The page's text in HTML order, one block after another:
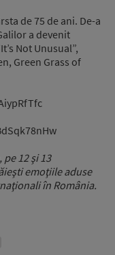
de 75 de ani. De-a
a devenit
Not Unusual”,
Green Grass of
, pe 12 şi 13
emoţiile aduse
în România.